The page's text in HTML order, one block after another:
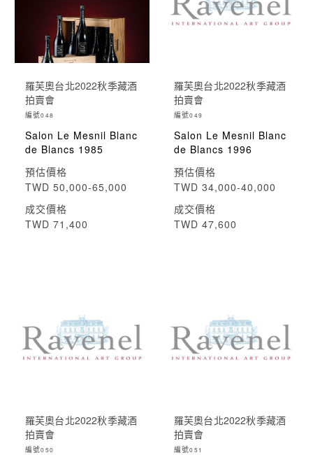
羅芙奧台北2022秋季藏酒
拍賣會
編號048
Salon Le Mesnil Blanc
de Blancs 1985
預估價格
TWD 50,000-65,000
成交價格
TWD 71,400
羅芙奧台北2022秋季藏酒
拍賣會
編號049
Salon Le Mesnil Blanc
de Blancs 1996
預估價格
TWD 34,000-40,000
成交價格
TWD 47,600
羅芙奧台北2022秋季藏酒
拍賣會
編號050
羅芙奧台北2022秋季藏酒
拍賣會
編號051